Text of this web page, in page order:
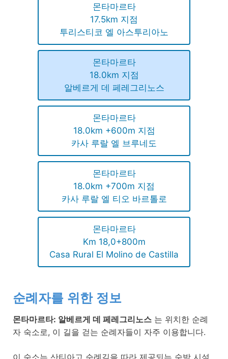
몬타마르타
17.5km 지점
투리스티코 엘 아스투리아노
몬타마르타
18.0km 지점
알베르게 데 페레그리노스
몬타마르타
18.0km +600m 지점
카사 루랄 엘 브루네도
몬타마르타
18.0km +700m 지점
카사 루랄 엘 티오 바르톨로
몬타마르타
Km 18,0+800m
Casa Rural El Molino de Castilla
순례자를 위한 정보
몬타마르타: 알베르게 데 페레그리노스 는 위치한 순례
자 숙소로, 이 길을 걷는 순례자들이 자주 이용합니다.